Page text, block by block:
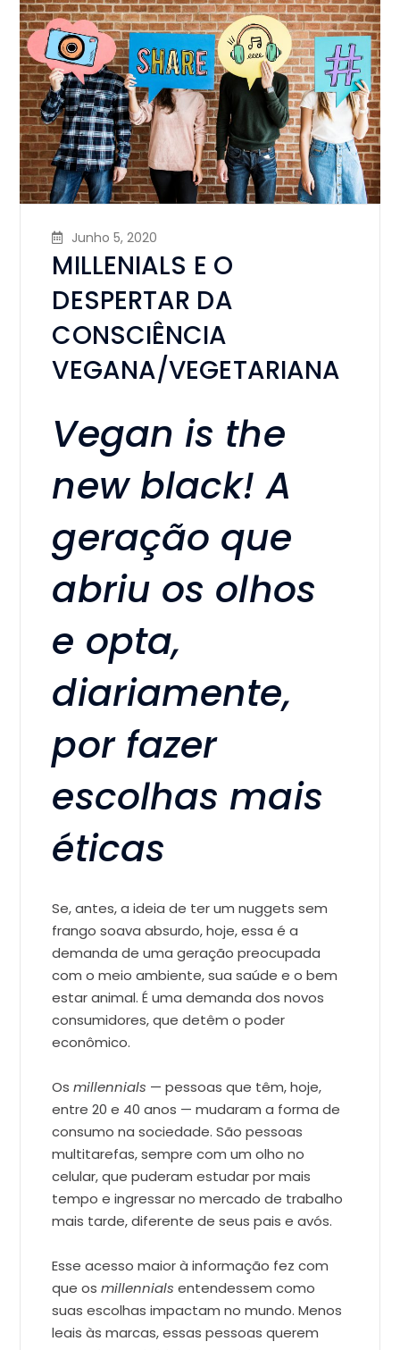
Junho 5, 2020
MILLENIALS E O
DESPERTAR DA
CONSCIÊNCIA
VEGANA/VEGETARIANA
Vegan is the
new black! A
geração que
abriu os olhos
e opta,
diariamente,
por fazer
escolhas mais
éticas
Se, antes, a ideia de ter um nuggets sem
frango soava absurdo, hoje, essa é a
demanda de uma geração preocupada
com o meio ambiente, sua saúde e o bem
estar animal. É uma demanda dos novos
consumidores, que detêm o poder
econômico.
Osmillennials — pessoas que têm, hoje,
entre 20 e 40 anos — mudaram a forma de
consumo na sociedade. São pessoas
multitarefas, sempre com um olho no
celular, que puderam estudar por mais
tempo e ingressar no mercado de trabalho
mais tarde, diferente de seus pais e avós.
Esse acesso maior à informação fez com
que osmillennialsentendessem como
suas escolhas impactam no mundo. Menos
leais às marcas, essas pessoas querem